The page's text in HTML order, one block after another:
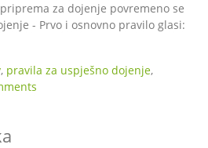
za dojenje povremeno se
- Prvo i osnovno pravilo glasi:
, pravila za uspješno dojenje,